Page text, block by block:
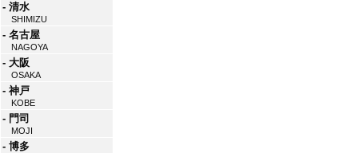
- 清水
SHIMIZU
- 名古屋
NAGOYA
- 大阪
OSAKA
- 神戸
KOBE
- 門司
MOJI
- 博多